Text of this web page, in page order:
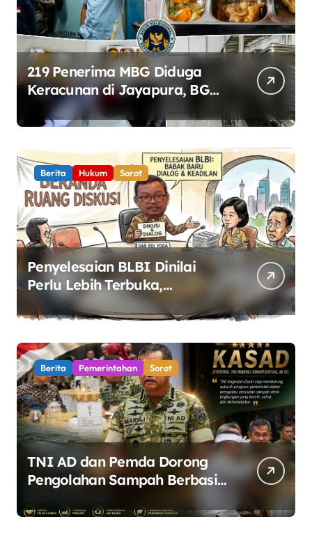
219 Penerima MBG Diduga
Keracunan di Jayapura, BGN
Perketat Pengawasan
Keamanan Pangan
Berita Hukum Sorot
Penyelesaian BLBI Dinilai
Perlu Lebih Terbuka,
Pemerintah Diminta Buka
Ruang Dialog
Berita Pemerintahan Sorot
TNI AD dan Pemda Dorong
Pengolahan Sampah Berbasis